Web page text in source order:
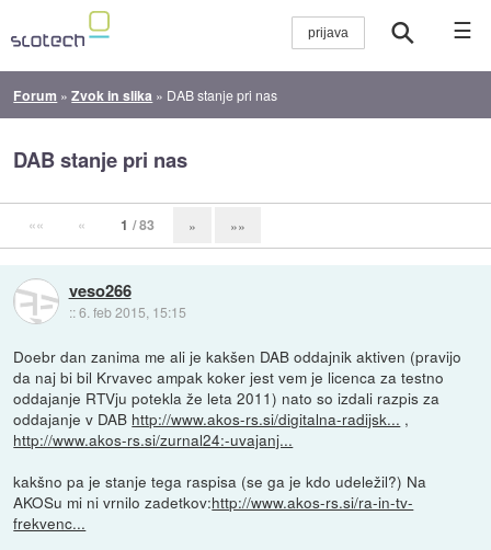
☰
Forum »Zvok in slika » DAB stanje pri nas
DAB stanje pri nas
«« « 1 / 83 » »»
veso266
::6. feb 2015, 15:15
Doebr dan zanima me ali je kakšen DAB oddajnik aktiven (pravijo
da naj bi bil Krvavec ampak koker jest vem je licenca za testno
oddajanje RTVju potekla že leta 2011) nato so izdali razpis za
oddajanje v DAB http://www.akos-rs.si/digitalna-radijsk... ,
http://www.akos-rs.si/zurnal24:-uvajanj...
kakšno pa je stanje tega raspisa (se ga je kdo udeležil?) Na
AKOSu mi ni vrnilo zadetkov:http://www.akos-rs.si/ra-in-tv-
frekvenc...